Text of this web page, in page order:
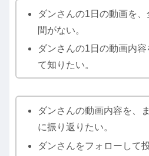
ダンさんの1日の動画を
間がない。
ダンさんの1日の動画内
て知りたい。
ダンさんの動画内容を、
に振り返りたい。
ダンさんをフォローして